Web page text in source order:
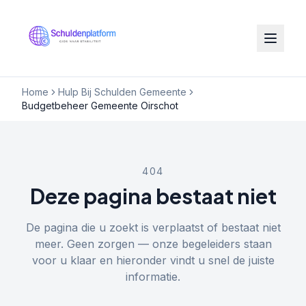
Home
Hulp Bij Schulden Gemeente
Budgetbeheer Gemeente Oirschot
404
Deze pagina bestaat niet
De pagina die u zoekt is verplaatst of bestaat niet
meer. Geen zorgen — onze begeleiders staan
voor u klaar en hieronder vindt u snel de juiste
informatie.